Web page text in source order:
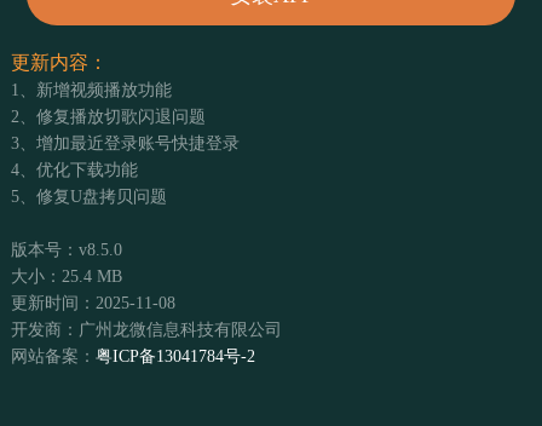
更新内容：
1、新增视频播放功能
2、修复播放切歌闪退问题
3、增加最近登录账号快捷登录
4、优化下载功能
5、修复U盘拷贝问题
版本号：v8.5.0
大小：25.4 MB
更新时间：2025-11-08
开发商：广州龙微信息科技有限公司
网站备案： 粤ICP备13041784号-2